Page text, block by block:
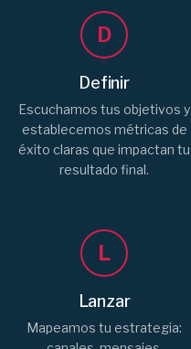
D
Definir
Escuchamos tus objetivos y
establecemos métricas de
éxito claras que impactan tu
resultado final.
L
Lanzar
Mapeamos tu estrategia: